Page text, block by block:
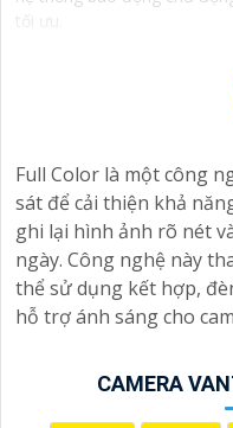
Chúng tôi xin trân
Camera AI Thông Minh
quả giám sát an ninh
ty/doanh nghiệp của
**Ưu điểm nổi bật**:
🎞 1:**AI Thông Minh**:
ảnh, nhận diện khuôn
ngột và cảnh báo tự
Full Color là một công
sát để cải thiện khả
ghi lại hình ảnh rõ nét
ngày. Công nghệ này
thể sử dụng kết hợp,
hỗ trợ ánh sáng cho
CAMERA